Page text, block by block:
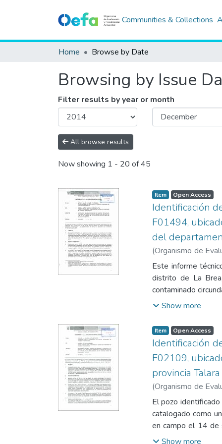
Communities & Collections
Home Browse by Date
Browsing by Issue
Filter results by year or month
All browse results
Now showing 1 - 20 of 45
Item Open Access
Identificación
F01494,
del
(Organismo de
Subdirección de
Hidrocarburos;
Este informe
distrito de La
contaminado
2014 no detectó
suelo agrícola en
abierto, sin
para la salud, la
fotográfico, 2.
ubicación
pozo (Fuente:
Show more
Item Open Access
Identificación
F02109,
provincia
(Organismo de
Subdirección de
Hidrocarburos;
El pozo
catalogado como
en campo el 14 de
cerrado ni en
Show more